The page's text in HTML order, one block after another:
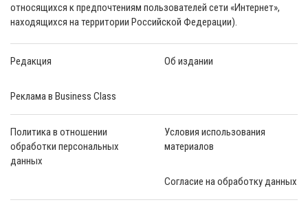
относящихся к предпочтениям пользователей сети «Интернет»,
находящихся на территории Российской Федерации).
Редакция Об издании
Реклама в Business Class
Политика в отношении
обработки персональных
данных
Условия использования
материалов
Согласие на обработку данных